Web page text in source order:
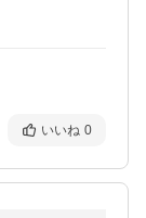
いいね 0